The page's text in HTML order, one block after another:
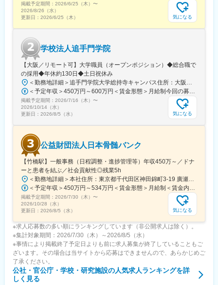
掲載予定期間： 2026/6/25（木） 〜
2026/8/26（水）
更新日： 2026/6/25（木） 気になる
学校法人追手門学院
【大阪／リモート可】大学職員（オープンポジション）◆総合職で
の採用◆年休約130日◆土日祝休み
掲載予定期間： 2026/7/16（木） 〜
2026/10/14（水）
更新日： 2026/8/5（水） 気になる
公益財団法人日本骨髄バンク
【竹橋駅】一般事務（日程調整・進捗管理等）年収450万～／ドナ
ーと患者を結ぶ／社会貢献性◎残業5h
掲載予定期間： 2026/7/30（木） 〜
2026/10/28（水）
更新日： 2026/8/5（水） 気になる
※求人応募数の多い順にランキングしています（非公開求人は除く）。
※集計対象期間：2026/7/30（木）～2026/8/5（水）
※事情により掲載終了予定日よりも前に求人募集が終了していることもご
ざいます。その場合は当サイトから応募はできませんので、あらかじめご
了承ください。
公社・官公庁・学校・研究施設の人気求人ランキングを詳
しく見る